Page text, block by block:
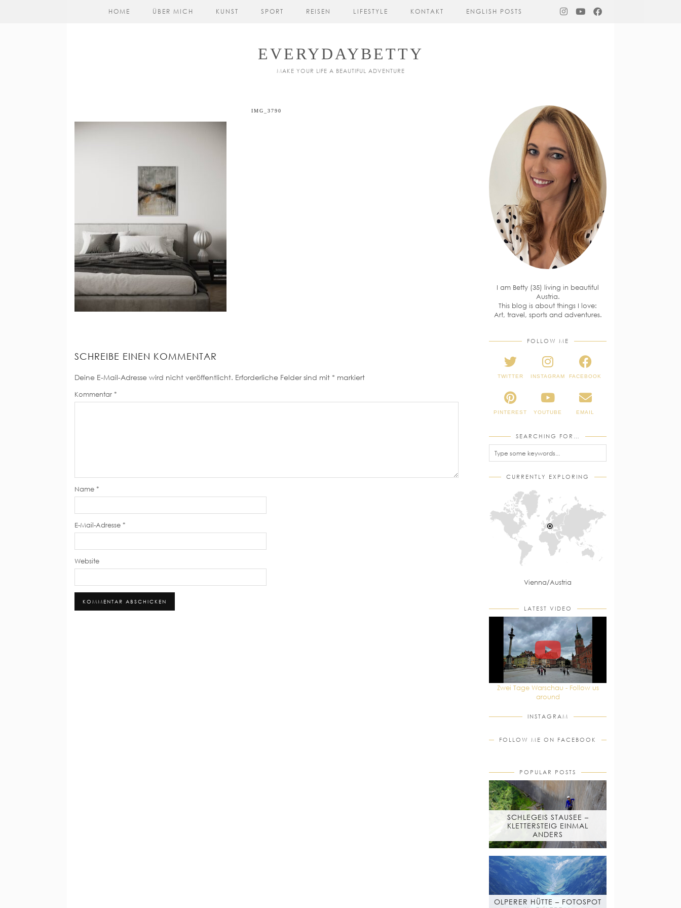
EVERYDAYBETTY
MAKE YOUR LIFE A BEAUTIFUL ADVENTURE
HOME ÜBER MICH KUNST SPORT REISEN LIFESTYLE KONTAKT ENGLISH POSTS
IMG_3790
SCHREIBE EINEN KOMMENTAR
Deine E-Mail-Adresse wird nicht veröffentlicht. Erforderliche Felder sind mit * markiert
Kommentar *
Name *
E-Mail-Adresse *
Website
I am Betty (35) living in beautiful
Austria.
This blog is about things I love:
Art, travel, sports and adventures.
FOLLOW ME
TWITTER INSTAGRAM FACEBOOK
PINTEREST YOUTUBE EMAIL
SEARCHING FOR…
CURRENTLY EXPLORING
Vienna/Austria
LATEST VIDEO
Zwei Tage Warschau - Follow us
around
INSTAGRAM
FOLLOW ME ON FACEBOOK
POPULAR POSTS
SCHLEGEIS STAUSEE –
KLETTERSTEIG EINMAL
ANDERS
OLPERER HÜTTE – FOTOSPOT